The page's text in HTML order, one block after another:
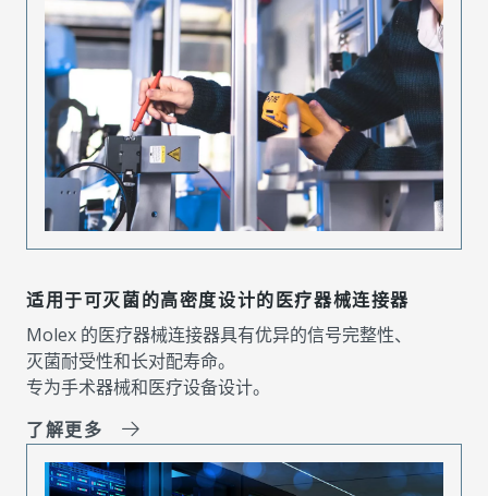
适用于可灭菌的高密度设计的医疗器械连接器
Molex 的医疗器械连接器具有优异的信号完整性、
灭菌耐受性和长对配寿命。
专为手术器械和医疗设备设计。
了解更多